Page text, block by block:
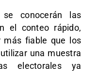
conocerán las
el conteo rápido,
más fiable que los
una muestra
electorales ya